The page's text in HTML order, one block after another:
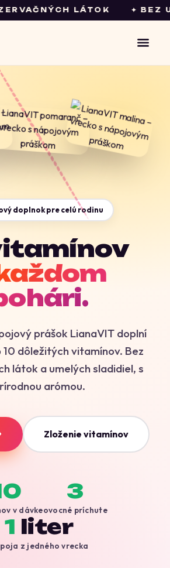
LÁTOK ✦ BEZ
doplnok pre celú rodinu
prášok LianaVIT doplní
dôležitých vitamínov. Bez
látok a umelých sladidiel, s
arómou.
Zloženie vitamínov
v dávke
3
ovocné príchute
1 liter
z jedného vrecka